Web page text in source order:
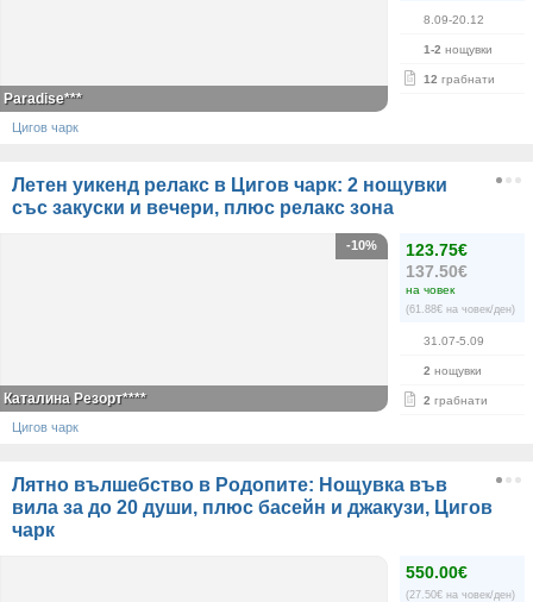
8.09-20.12
1-2 нощувки
12 грабнати
Paradise***
Цигов чарк
Летен уикенд релакс в Цигов чарк: 2 нощувки
със закуски и вечери, плюс релакс зона
123.75€
137.50€
на човек
(61.88€ на човек/ден)
31.07-5.09
2 нощувки
2 грабнати
-10%
Каталина Резорт****
Цигов чарк
Лятно вълшебство в Родопите: Нощувка във
вила за до 20 души, плюс басейн и джакузи, Цигов
чарк
550.00€
(27.50€ на човек/ден)